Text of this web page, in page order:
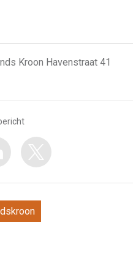
Kroon Havenstraat 41